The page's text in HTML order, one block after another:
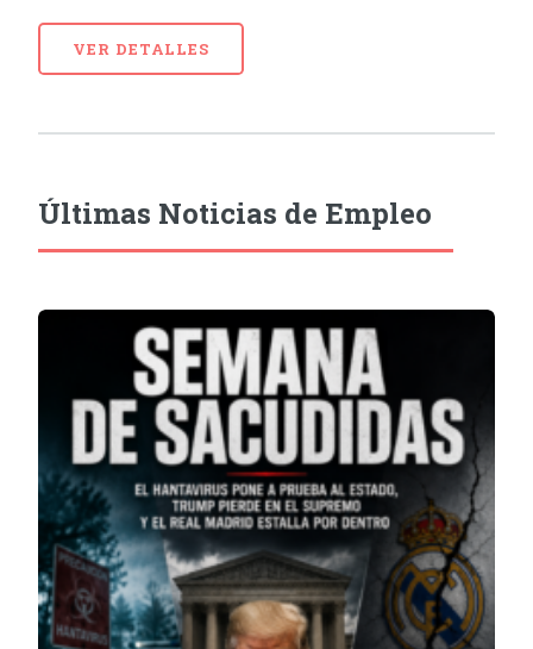
VER DETALLES
Últimas Noticias de Empleo